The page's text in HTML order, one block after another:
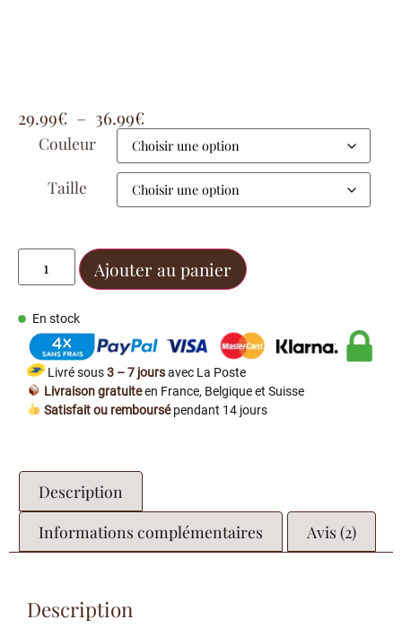
29.99€ – 36.99€
Couleur
Taille
Ajouter au panier
En stock
Livré sous3 – 7 joursavec La Poste
Livraison gratuiteen France, Belgique et Suisse
Satisfait ou remboursépendant 14 jours
Description
Informations complémentaires
Avis (2)
Description